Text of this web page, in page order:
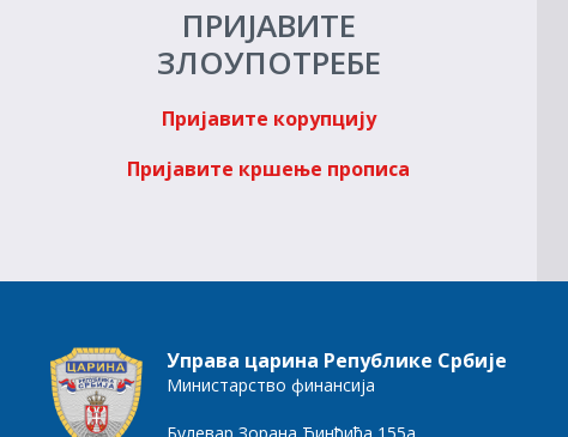
ПРИЈАВИТЕ
ЗЛОУПОТРЕБЕ
Пријавите корупцију
Пријавите кршење прописа
Управа царина Републике Србије
Министарство финансија